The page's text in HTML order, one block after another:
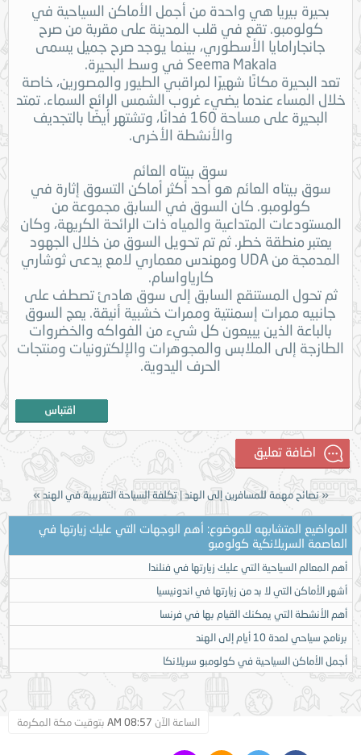
بحيرة بيريا هي واحدة من أجمل الأماكن السياحية في
كولومبو. تقع في قلب المدينة على مقربة من صرح
جانجارامايا الأسطوري، بينما يوجد صرح جميل يسمى
Seema Makala في وسط البحيرة.
تعد البحيرة مكانًا شهيرًا لمراقبي الطيور والمصورين، خاصة
خلال المساء عندما يضيء غروب الشمس الرائع السماء. تمتد
البحيرة على مساحة 160 فدانًا، وتشتهر أيضًا بالتجديف
والأنشطة الأخرى.
سوق بيتاه العائم
سوق بيتاه العائم هو أحد أكثر أماكن التسوق إثارة في
كولومبو. كان السوق في السابق مجموعة من
المستودعات المتداعية والمياه ذات الرائحة الكريهة، وكان
يعتبر منطقة خطر. ثم تم تحويل السوق من خلال الجهود
المدمجة من UDA ومهندس معماري لامع يدعى ثوشاري
كارياواسام.
ثم تحول المستنقع السابق إلى سوق هادئ تصطف على
جانبيه ممرات إسمنتية وممرات خشبية أنيقة. يعج السوق
بالباعة الذين يبيعون كل شيء من الفواكه والخضروات
الطازجة إلى الملابس والمجوهرات والإلكترونيات ومنتجات
الحرف اليدوية.
« نصائح مهمة للمسافرين إلى الهند|تكلفة السياحة التقريبية في الهند »
المواضيع المتشابهه للموضوع: أهم الوجهات التي عليك زيارتها في
العاصمة السريلانكية كولومبو
أهم المعالم السياحية التي عليك زيارتها في فنلندا
أشهر الأماكن التي لا بد من زيارتها في اندونيسيا
أهم الأنشطة التي يمكنك القيام بها في فرنسا
برنامج سياحي لمدة 10 أيام إلى الهند
أجمل الأماكن السياحية في كولومبو سريلانكا
الساعة الآن 08:57 AM بتوقيت مكة المكرمة